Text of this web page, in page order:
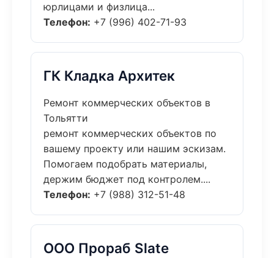
юрлицами и физлица...
Телефон: +7 (996) 402-71-93
ГК Кладка Архитек
Ремонт коммерческих объектов в
Тольятти
ремонт коммерческих объектов по
вашему проекту или нашим эскизам.
Помогаем подобрать материалы,
держим бюджет под контролем....
Телефон: +7 (988) 312-51-48
ООО Прораб Slate